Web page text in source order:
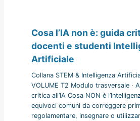
Cosa l’IA non è: guida
docenti e studenti
Artificiale
Collana STEM & Intelligenza
VOLUME T2 Modulo trasversale ·
critica all’IA Cosa NON è
equivoci comuni da correggere
regolamentare, insegnare o